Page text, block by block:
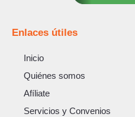
Enlaces útiles
Inicio
Quiénes somos
Afíliate
Servicios y Convenios